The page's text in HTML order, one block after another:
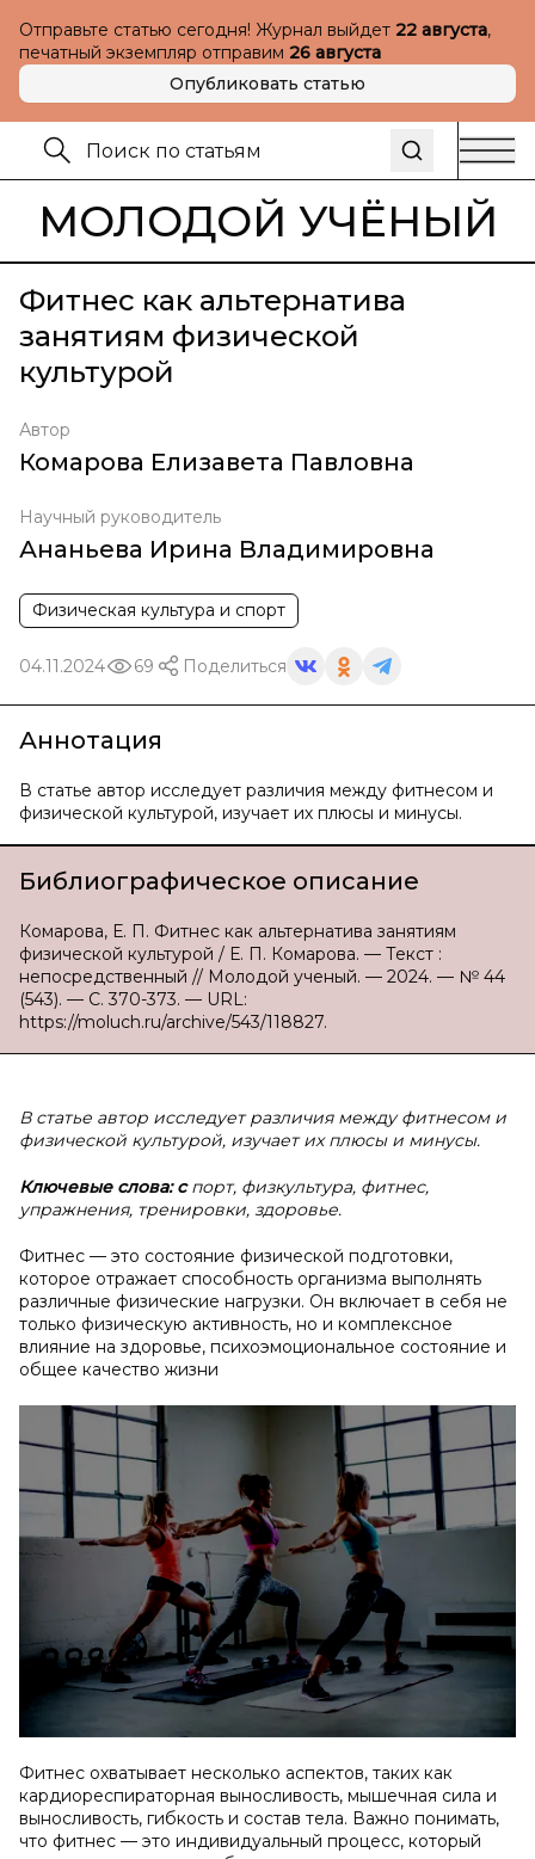
Отправьте статью сегодня! Журнал выйдет 22 августа,
печатный экземпляр отправим 26 августа
Опубликовать статью
МОЛОДОЙ УЧЁНЫЙ
Фитнес как альтернатива
занятиям физической
культурой
Автор
Комарова Елизавета Павловна
Научный руководитель
Ананьева Ирина Владимировна
Физическая культура и спорт
04.11.2024 69 Поделиться
Аннотация
В статье автор исследует различия между фитнесом и
физической культурой, изучает их плюсы и минусы.
Библиографическое описание
Комарова, Е. П. Фитнес как альтернатива занятиям
физической культурой / Е. П. Комарова. — Текст :
непосредственный // Молодой ученый. — 2024. — № 44
(543). — С. 370-373. — URL:
https://moluch.ru/archive/543/118827.
В статье автор исследует различия между фитнесом и
физической культурой, изучает их плюсы и минусы.
Ключевые слова: спорт, физкультура, фитнес,
упражнения, тренировки, здоровье.
Фитнес — это состояние физической подготовки,
которое отражает способность организма выполнять
различные физические нагрузки. Он включает в себя не
только физическую активность, но и комплексное
влияние на здоровье, психоэмоциональное состояние и
общее качество жизни
Фитнес охватывает несколько аспектов, таких как
кардиореспираторная выносливость, мышечная сила и
выносливость, гибкость и состав тела. Важно понимать,
что фитнес — это индивидуальный процесс, который